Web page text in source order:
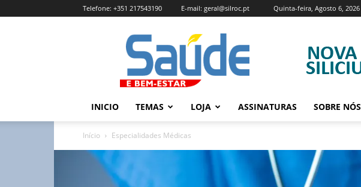
Quinta-feira, Agosto 6, 2026
Telefone: +351 217543190 E-mail: geral@silroc.pt
Revista
Saúde
e
Bem
Estar
Edição
INICIO TEMAS LOJA ASSINATURAS SOBRE NÓS
Início Especialidades Médicas